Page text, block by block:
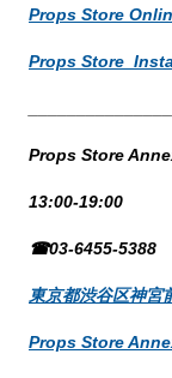
Props Store
Props Store
Props Store
13:00-19:00
☎03-6455-5388
東京都渋谷区神宮
Props Store